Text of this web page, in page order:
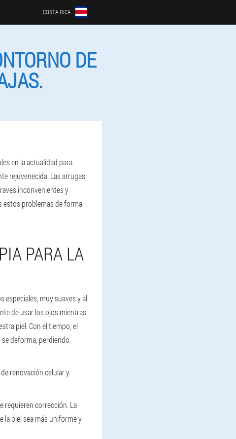
COSTA RICA
DE
en la actualidad para
rejuvenecida. Las arrugas,
inconvenientes y
estos problemas de forma
PARA LA
especiales, muy suaves y al
de usar los ojos mientras
piel. Con el tiempo, el
deforma, perdiendo
renovación celular y
requieren corrección. La
la piel sea más uniforme y